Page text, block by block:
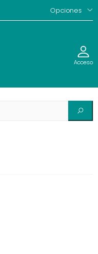
Opciones
Acceso